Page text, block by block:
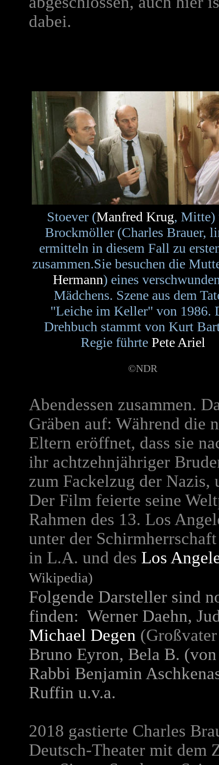
dabei.
Stoever (Manfred Krug, Mitte)
Brockmöller (Charles Brauer,
ermitteln in diesem Fall zu
zusammen.Sie besuchen die
Hermann) eines
Mädchens. Szene aus dem
"Leiche im Keller" von 1986.
Drehbuch stammt von Kurt
Regie führte Pete Ariel
©NDR
Abendessen zusammen.
Gräben auf: Während die
Eltern eröffnet, dass sie
ihr achtzehnjähriger
zum Fackelzug der
Der Film feierte seine
Rahmen des 13. Los
unter der
in L.A. und des Los
Wikipedia)
Folgende Darsteller sind
finden: Werner Daehn,
Michael Degen
Bruno Eyron, Bela B.
Rabbi Benjamin
Ruffin u.v.a.
2018 gastierte Charles
Deutsch-Theater mit dem